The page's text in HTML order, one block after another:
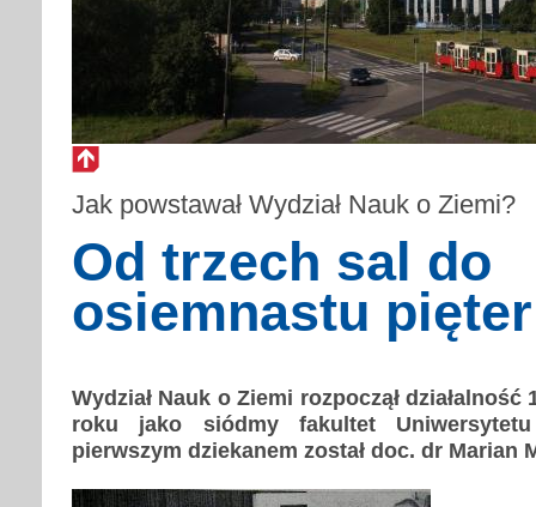
Jak powstawał Wydział Nauk o Ziemi?
Od trzech sal do
osiemnastu pięter
Wydział Nauk o Ziemi rozpoczął działalność
roku jako siódmy fakultet
pierwszym dziekanem został doc. dr Marian